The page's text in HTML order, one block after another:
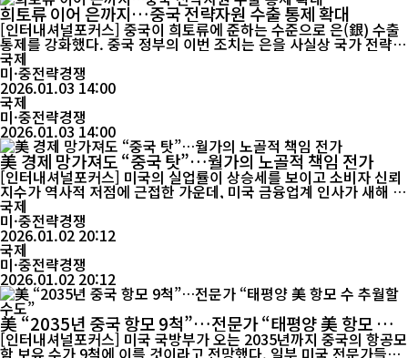
희토류 이어 은까지…중국 전략자원 수출 통제 확대
[인터내셔널포커스] 중국이 희토류에 준하는 수준으로 은(銀) 수출
통제를 강화했다. 중국 정부의 이번 조치는 은을 사실상 국가 전략
자원으로 관리하겠다는 신호로 해석되며, 글로벌 산업계의 긴장을
높이고 있다. 미국 전기차 기업 테슬라의 최고경영자(CEO) 일론 머
스크는 “좋은 일이 아니다”라며 공개적으로 불만을 드러냈다. 중국
기화일보(期货日报)에 따르면, 중국은 1월 1일부터 은 수출 관리 제
도를 대폭 개편해 ...
국제
미·중전략경쟁
2026.01.03 14:00
국제
미·중전략경쟁
2026.01.03 14:00
美 경제 망가져도 “중국 탓”…월가의 노골적 책임 전가
[인터내셔널포커스] 미국의 실업률이 상승세를 보이고 소비자 신뢰
지수가 역사적 저점에 근접한 가운데, 미국 금융업계 인사가 새해 경
제 전망을 낙관하며 중국에 책임을 돌리는 발언을 해 논란이 일고 있
다. 현지 시각 1월 1일 미국 월너 자산관리 창업자이자 최고경영자
(CEO) 세리베카 월너는 폭스 뉴스와의 인터뷰에서 “2026년은 긍정
적인 해가 될 것”이라며 “중국이 문제를 일으키지 않는다면 미국은
충분히 잘 나갈 수 ...
국제
미·중전략경쟁
2026.01.02 20:12
국제
미·중전략경쟁
2026.01.02 20:12
美 “2035년 중국 항모 9척”…전문가 “태평양 美 항모 수
추월할 수도”
[인터내셔널포커스] 미국 국방부가 오는 2035년까지 중국의 항공모